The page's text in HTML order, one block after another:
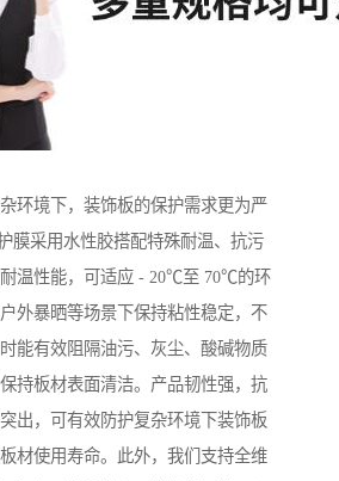
环境下，装饰板的保护需求更为严
膜采用水性胶搭配特殊耐温、抗污
温性能，可适应 - 20℃至 70℃的环
外暴晒等场景下保持粘性稳定，不
能有效阻隔油污、灰尘、酸碱物质
持板材表面清洁。产品韧性强，抗
出，可有效防护复杂环境下装饰板
材使用寿命。此外，我们支持全维